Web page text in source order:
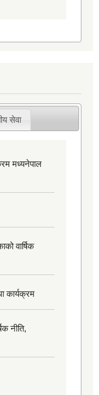
सेवा
मध्यनेपाल
वार्षिक
कार्यक्रम
नीति,